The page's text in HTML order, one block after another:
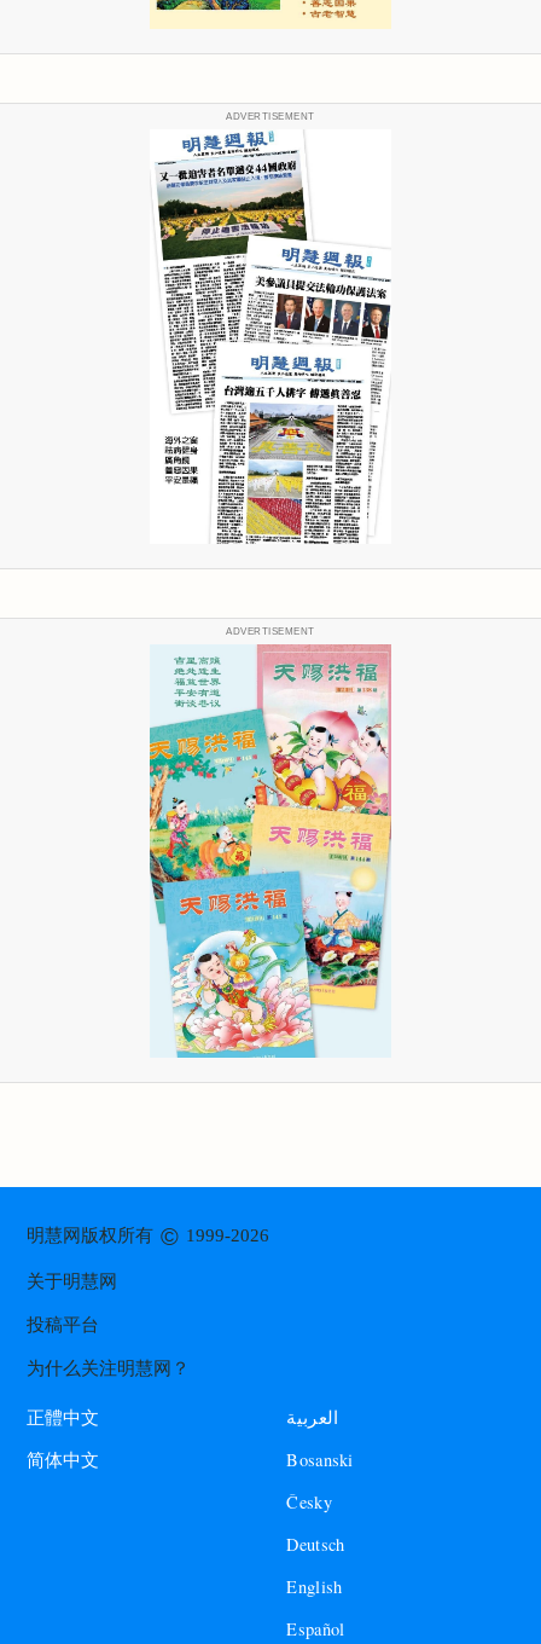
ADVERTISEMENT
ADVERTISEMENT
明慧网版权所有© 1999-2026
关于明慧网
投稿平台
为什么关注明慧网？
正體中文
简体中文
العربية
Bosanski
Česky
Deutsch
English
Español